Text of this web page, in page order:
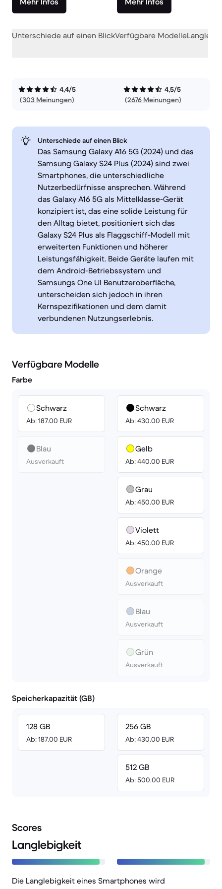
Unterschiede auf einen BlickVerfügbare Modelle
4,4/5
(303 Meinungen)
4,5/5
(2676 Meinungen)
Unterschiede auf einen Blick
Das Samsung Galaxy A16 5G (2024) und das
Samsung Galaxy S24 Plus (2024) sind zwei
Smartphones, die unterschiedliche
Nutzerbedürfnisse ansprechen. Während
das Galaxy A16 5G als Mittelklasse-Gerät
konzipiert ist, das eine solide Leistung für
den Alltag bietet, positioniert sich das
Galaxy S24 Plus als Flaggschiff-Modell mit
erweiterten Funktionen und höherer
Leistungsfähigkeit. Beide Geräte laufen mit
dem Android-Betriebssystem und
Samsungs One UI Benutzeroberfläche,
unterscheiden sich jedoch in ihren
Kernspezifikationen und dem damit
verbundenen Nutzungserlebnis.
Verfügbare Modelle
Farbe
Schwarz
Ab: 187.00 EUR
Blau
Ausverkauft
Schwarz
Ab: 430.00 EUR
Gelb
Ab: 440.00 EUR
Grau
Ab: 450.00 EUR
Violett
Ab: 450.00 EUR
Orange
Ausverkauft
Blau
Ausverkauft
Grün
Ausverkauft
Speicherkapazität (GB)
128 GB
Ab: 187.00 EUR
256 GB
Ab: 430.00 EUR
512 GB
Ab: 500.00 EUR
Scores
Langlebigkeit
Die Langlebigkeit eines Smartphones wird